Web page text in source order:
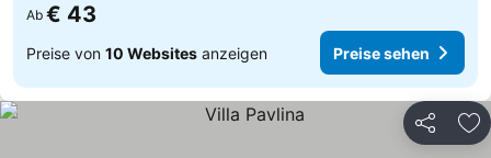
Ab € 43
Preise von 10 Websites anzeigen Preise sehen
Teilen